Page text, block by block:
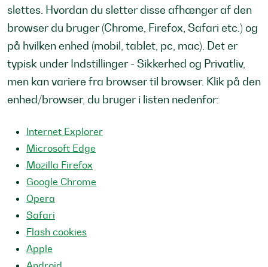
slettes. Hvordan du sletter disse afhænger af den
browser du bruger (Chrome, Firefox, Safari etc.) og
på hvilken enhed (mobil, tablet, pc, mac). Det er
typisk under Indstillinger - Sikkerhed og Privatliv,
men kan variere fra browser til browser. Klik på den
enhed/browser, du bruger i listen nedenfor:
Internet Explorer
Microsoft Edge
Mozilla Firefox
Google Chrome
Opera
Safari
Flash cookies
Apple